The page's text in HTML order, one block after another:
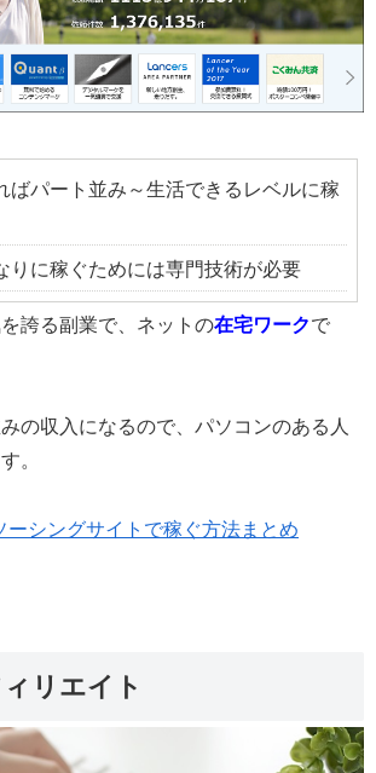
ばパート並み～生活できるレベルに稼
りに稼ぐためには専門技術が必要
誇る副業で、ネットの在宅ワークで
の収入になるので、パソコンのある人
。
ーシングサイトで稼ぐ方法まとめ
リエイト